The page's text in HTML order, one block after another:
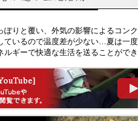
りと覆い、外気の影響によるコン
ているので温度差が少ない…夏は一
ギーで快適な生活を送ることができ